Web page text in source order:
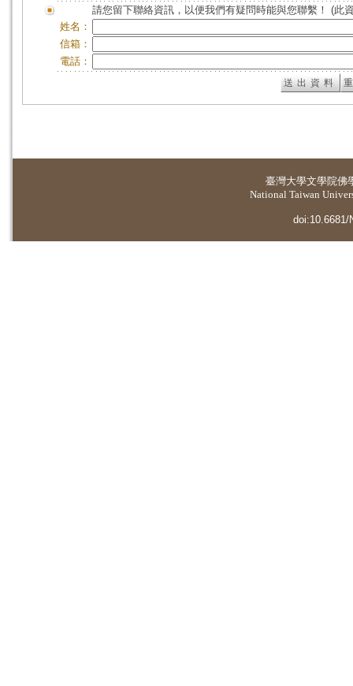
請您留下聯絡資訊，以便我們有疑問時能與您聯繫！ (此
姓名：
信箱：
電話：
臺灣大學文學院佛
National Taiwan
doi:10.6681/